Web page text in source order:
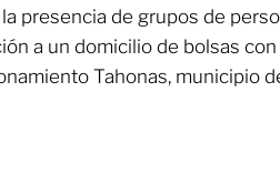
presencia de grupos de
a un domicilio de bolsas
Tahonas, municipio